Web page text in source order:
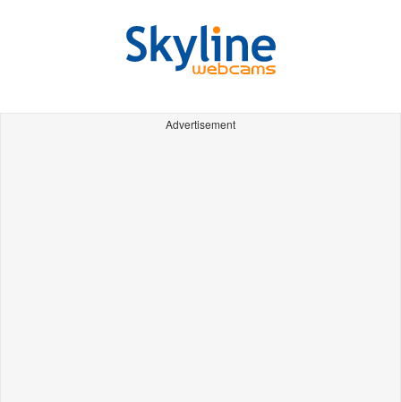
Advertisement